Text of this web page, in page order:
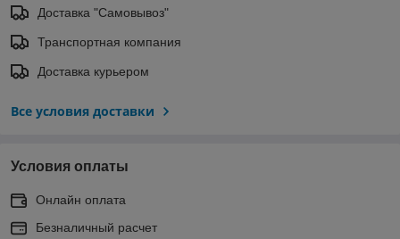
Доставка "Самовывоз"
Транспортная компания
Доставка курьером
Все условия доставки
Условия оплаты
Онлайн оплата
Безналичный расчет